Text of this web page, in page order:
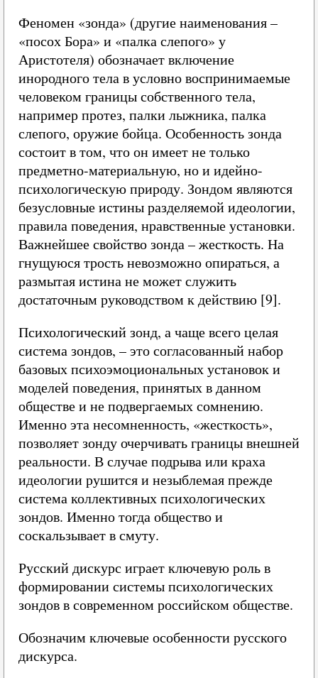
Феномен «зонда» (другие наименования –
«посох Бора» и «палка слепого» у
Аристотеля) обозначает включение
инородного тела в условно воспринимаемые
человеком границы собственного тела,
например протез, палки лыжника, палка
слепого, оружие бойца. Особенность зонда
состоит в том, что он имеет не только
предметно-материальную, но и идейно-
психологическую природу. Зондом являются
безусловные истины разделяемой идеологии,
правила поведения, нравственные установки.
Важнейшее свойство зонда – жесткость. На
гнущуюся трость невозможно опираться, а
размытая истина не может служить
достаточным руководством к действию [9].
Психологический зонд, а чаще всего целая
система зондов, – это согласованный набор
базовых психоэмоциональных установок и
моделей поведения, принятых в данном
обществе и не подвергаемых сомнению.
Именно эта несомненность, «жесткость»,
позволяет зонду очерчивать границы внешней
реальности. В случае подрыва или краха
идеологии рушится и незыблемая прежде
система коллективных психологических
зондов. Именно тогда общество и
соскальзывает в смуту.
Русский дискурс играет ключевую роль в
формировании системы психологических
зондов в современном российском обществе.
Обозначим ключевые особенности русского
дискурса.